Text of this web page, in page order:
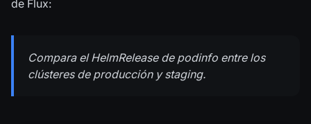
de Flux:
Compara el HelmRelease de podinfo entre los
clústeres de producción ystaging.